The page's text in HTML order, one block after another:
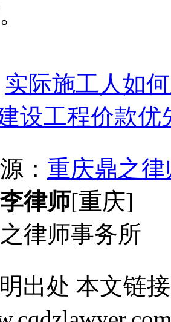
实际施工人如
设工程价款优
： 重庆鼎之
李律师[重庆]
律师事务所
出处 本文链